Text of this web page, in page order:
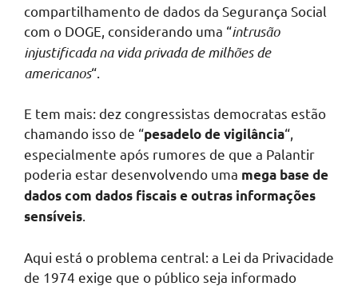
compartilhamento de dados da Segurança Social
com o DOGE, considerando uma “intrusão
injustificada na vida privada de milhões de
americanos“.
E tem mais: dez congressistas democratas estão
chamando isso de “pesadelo de vigilância“,
especialmente após rumores de que a Palantir
poderia estar desenvolvendo uma mega base de
dados com dados fiscais e outras informações
sensíveis
Aqui está o problema central: a Lei da Privacidade
de 1974 exige que o público seja informado